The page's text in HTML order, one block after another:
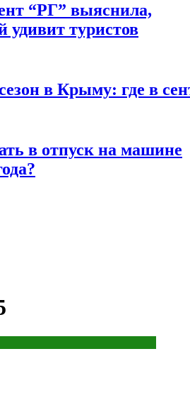
“РГ” выяснила,
удивит туристов
в Крыму: где в
в отпуск на машине